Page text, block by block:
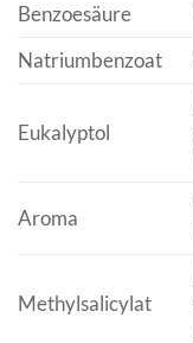
Benzoesäure
Natriumbenzoat
Eukalyptol
Aroma
Methylsalicylat